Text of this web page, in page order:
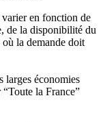
en fonction de
de la disponibilité du
où la demande doit
larges économies
la France”